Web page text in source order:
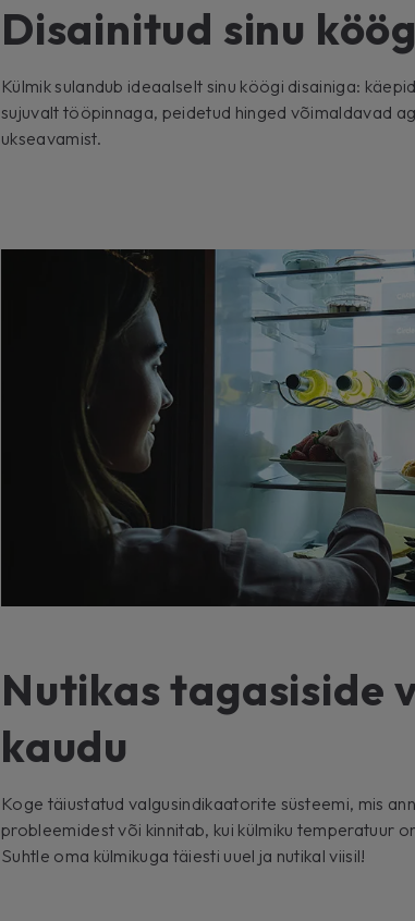
Disainitud sinu
Külmik sulandub ideaalselt sinu köögi disainiga:
sujuvalt tööpinnaga, peidetud hinged võimaldavad
ukseavamist.
Nutikas tagasiside
kaudu
Koge täiustatud valgusindikaatorite süsteemi, mis
probleemidest või kinnitab, kui külmiku temperatuur
Suhtle oma külmikuga täiesti uuel ja nutikal viisil!